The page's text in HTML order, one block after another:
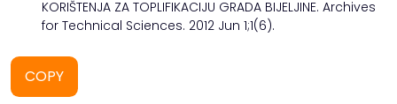
KORIŠTENJA ZA TOPLIFIKACIJU GRADA BIJELJINE. Archives
for Technical Sciences. 2012 Jun 1;1(6).
COPY